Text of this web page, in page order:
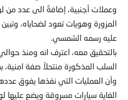
وعملات أجنبية، إضافةً الى عدد من
المزورة وهويات تعود لضحاياه،
عليه رسمه الشمسي.
السلب المذكورة منتحلاً صفة امنية،
الغاية سيارات مسروقة ويضع عليها